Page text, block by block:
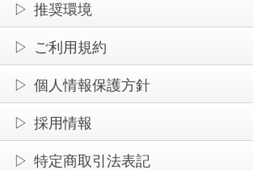
推奨環境
ご利用規約
個人情報保護方針
採用情報
特定商取引法表記